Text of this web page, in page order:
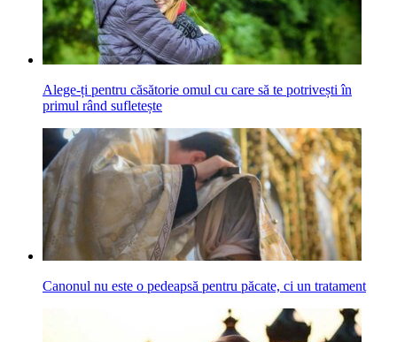
Alege-ți pentru căsătorie omul cu care să te potrivești în
primul rând sufletește
Canonul nu este o pedeapsă pentru păcate, ci un tratament